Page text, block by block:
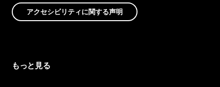
アクセシビリティに関する声明
もっと見る